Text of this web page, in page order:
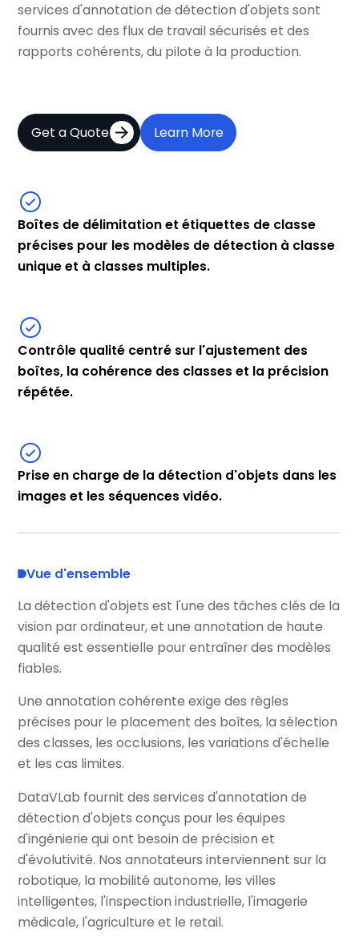
services d'annotation de détection d'objets sont
fournis avec des flux de travail sécurisés et des
rapports cohérents, du pilote à la production.
Get a Quote Learn More
Boîtes de délimitation et étiquettes de classe
précises pour les modèles de détection à classe
unique et à classes multiples.
Contrôle qualité centré sur l'ajustement des
boîtes, la cohérence des classes et la précision
répétée.
Prise en charge de la détection d'objets dans les
images et les séquences vidéo.
Vue d'ensemble
La détection d'objets est l'une des tâches clés de la
vision par ordinateur, et une annotation de haute
qualité est essentielle pour entraîner des modèles
fiables.
Une annotation cohérente exige des règles
précises pour le placement des boîtes, la sélection
des classes, les occlusions, les variations d'échelle
et les cas limites.
DataVLab fournit des services d'annotation de
détection d'objets conçus pour les équipes
d'ingénierie qui ont besoin de précision et
d'évolutivité. Nos annotateurs interviennent sur la
robotique, la mobilité autonome, les villes
intelligentes, l'inspection industrielle, l'imagerie
médicale, l'agriculture et le retail.